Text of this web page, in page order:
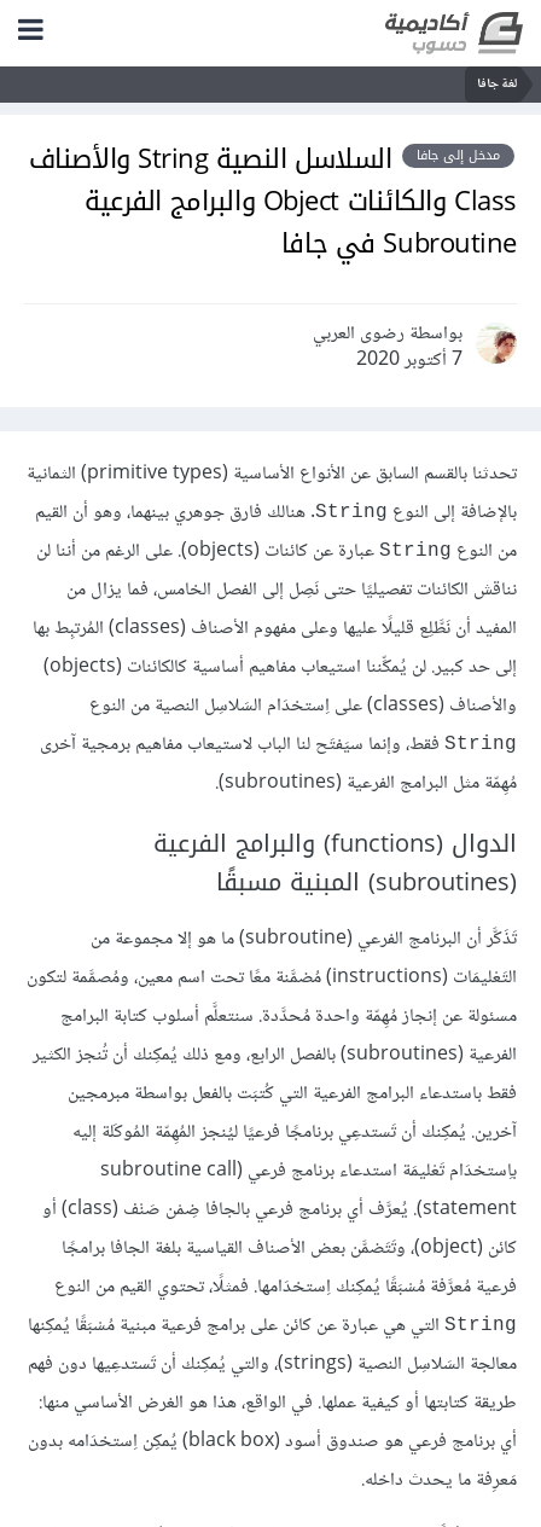
لغة جافا
مدخل إلى جافا
السلاسل النصية String والأصناف
Class والكائنات Object والبرامج الفرعية
Subroutine في جافا
بواسطة رضوى العربي
7 أكتوبر 2020
تحدثنا بالقسم السابق عن الأنواع الأساسية (primitive types) الثمانية
بالإضافة إلى النوع String. هنالك فارق جوهري بينهما، وهو أن القيم
من النوع String
عبارة عن كائنات (objects). على الرغم من أننا لن
نناقش الكائنات تفصيليًا حتى نَصِل إلى الفصل الخامس، فما يزال من
المفيد أن نَطَّلِع قليلًا عليها وعلى مفهوم الأصناف (classes) المُرتبِط بها
إلى حد كبير. لن يُمكِّننا استيعاب مفاهيم أساسية كالكائنات (objects)
والأصناف (classes) على اِستخدَام السَلاسِل النصية من النوع
String فقط، وإنما سيَفتَح لنا الباب لاستيعاب مفاهيم برمجية آخرى
مُهِمّة مثل البرامج الفرعية (subroutines).
الدوال (functions) والبرامج الفرعية
(subroutines) المبنية مسبقًا
تَذَكَّر أن البرنامج الفرعي (subroutine) ما هو إلا مجموعة من
التَعْليمَات (instructions) مُضمَّنة معًا تحت اسم معين، ومُصمَّمة لتكون
مسئولة عن إنجاز مُهِمّة واحدة مُحدَّدة. سنتعلَّم أسلوب كتابة البرامج
الفرعية (subroutines) بالفصل الرابع، ومع ذلك يُمكِنك أن تُنجز الكثير
فقط باستدعاء البرامج الفرعية التي كُتبَت بالفعل بواسطة مبرمجين
آخرين. يُمكِنك أن تَستدعِي برنامجًا فرعيًا ليُنجز المُهِمّة المُوكَلة إليه
باِستخدَام تَعْليمَة استدعاء برنامج فرعي (subroutine call
statement). يُعرَّف أي برنامج فرعي بالجافا ضِمْن صَنْف (class) أو
كائن (object)، وتَتَضمَّن بعض الأصناف القياسية بلغة الجافا برامجًا
فرعية مُعرَّفة مُسْبَقًا يُمكِنك اِستخدَامها. فمثلًا، تحتوي القيم من النوع
String التي هي عبارة عن كائن على برامج فرعية مبنية مُسْبَقًا يُمكِنها
معالجة السَلاسِل النصية (strings)، والتي يُمكِنك أن تَستدعِيها دون فهم
طريقة كتابتها أو كيفية عملها. في الواقع، هذا هو الغرض الأساسي منها:
أي برنامج فرعي هو صندوق أسود (black box) يُمكِن اِستخدَامه بدون
مَعرِفة ما يحدث داخله.